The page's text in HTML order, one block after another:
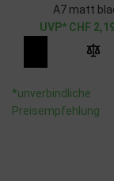
A7 matt
CHF
*unverbindliche
Preisempfehlung